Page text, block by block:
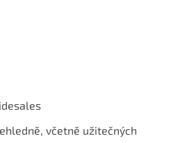
včetně užitečných